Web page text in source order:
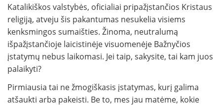
Katalikiškos valstybės, oficialiai pripažįstančios Kristaus
religiją, atveju šis pakantumas nesukelia visiems
kenksmingos sumaišties. Žinoma, neutralumą
išpažįstančioje laicistinėje visuomenėje Bažnyčios
įstatymų nebus laikomasi. Jei taip, sakysite, tai kam juos
palaikyti?
Pirmiausia tai ne žmogiškasis įstatymas, kurį galima
atšaukti arba pakeisti. Be to, mes jau matėme, kokie